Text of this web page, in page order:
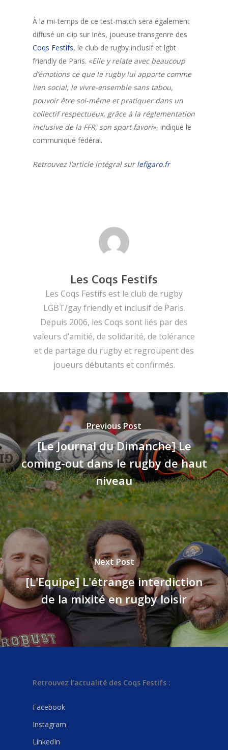
À la mi-temps de ce test-match sera également
diffusé un clip sur Inès, joueuse transgenre des
Coqs Festifs, le club de rugby inclusif et lgbt
friendly de Paris. «Elle y relate avec beaucoup
d’émotions ce que le rugby lui apporte comme
lien social, le vivre-ensemble sans tabou,
pouvoir être soi-même et pratiquer dans un
collectif respectueux, grâce à la réglementation
inclusive de la FFR, son sport favori», indique le
communiqué fédéral.
Retrouvez l’article intégral surlefigaro.fr
Les Coqs Festifs
Les Coqs Festifs est le club de rugby
LGBT/gay friendly et inclusif de Paris.
Depuis 2006, les Coqs sont liés par des
valeurs d’amitié, de solidarité, de tolérance
et de partage du rugby et regroupent des
joueurs débutants et confirmés.
Previous Post
[Le Journal du Dimanche] Le
coming-out dans le rugby de haut
niveau
Next Post
[L'Equipe] L'étrange interdiction
de la mixité en rugby loisir
Retrouvez l’actualité des Coqs Festifs :
Facebook
Instagram
LinkedIn
Qui sont les Coqs
Festifs ?
Rejoindre Les
festifs
L’accueil des
Notre boutique